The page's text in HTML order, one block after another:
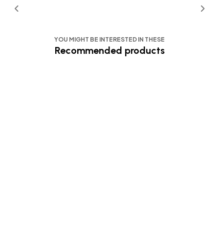
YOU MIGHT BE INTERESTED IN THESE
Recommended products